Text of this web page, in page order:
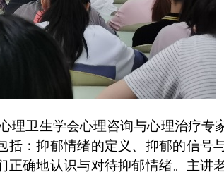
理卫生学会心理咨询与心理治疗专
：抑郁情绪的定义、抑郁的信号
确地认识与对待抑郁情绪。主讲